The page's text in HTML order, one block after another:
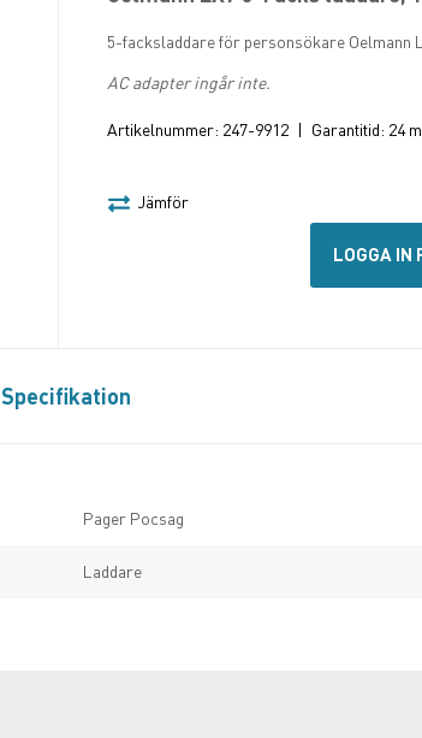
5-facksladdare för personsökare Oelmann
AC adapter ingår inte.
Artikelnummer: 247-9912 | Garantitid: 24
Jämför
LOGGA IN
Specifikation
Pager Pocsag
Laddare